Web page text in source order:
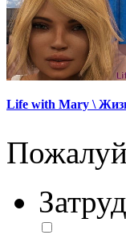
Life with Mary \